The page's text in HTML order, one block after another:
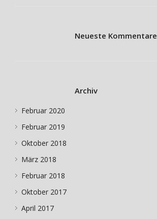
Neueste Kommentare
Archiv
Februar 2020
Februar 2019
Oktober 2018
März 2018
Februar 2018
Oktober 2017
April 2017